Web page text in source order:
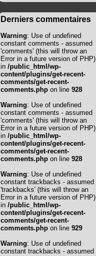
Derniers commentaires
Warning: Use of undefined
constant comments - assumed
'comments' (this will throw an
Error in a future version of PHP)
in /public_html/wp-
content/plugins/get-recent-
comments/get-recent-
comments.php on line 928
Warning: Use of undefined
constant comments - assumed
'comments' (this will throw an
Error in a future version of PHP)
in /public_html/wp-
content/plugins/get-recent-
comments/get-recent-
comments.php on line 928
Warning: Use of undefined
constant trackbacks - assumed
'trackbacks' (this will throw an
Error in a future version of PHP)
in /public_html/wp-
content/plugins/get-recent-
comments/get-recent-
comments.php on line 929
Warning: Use of undefined
constant trackbacks - assumed